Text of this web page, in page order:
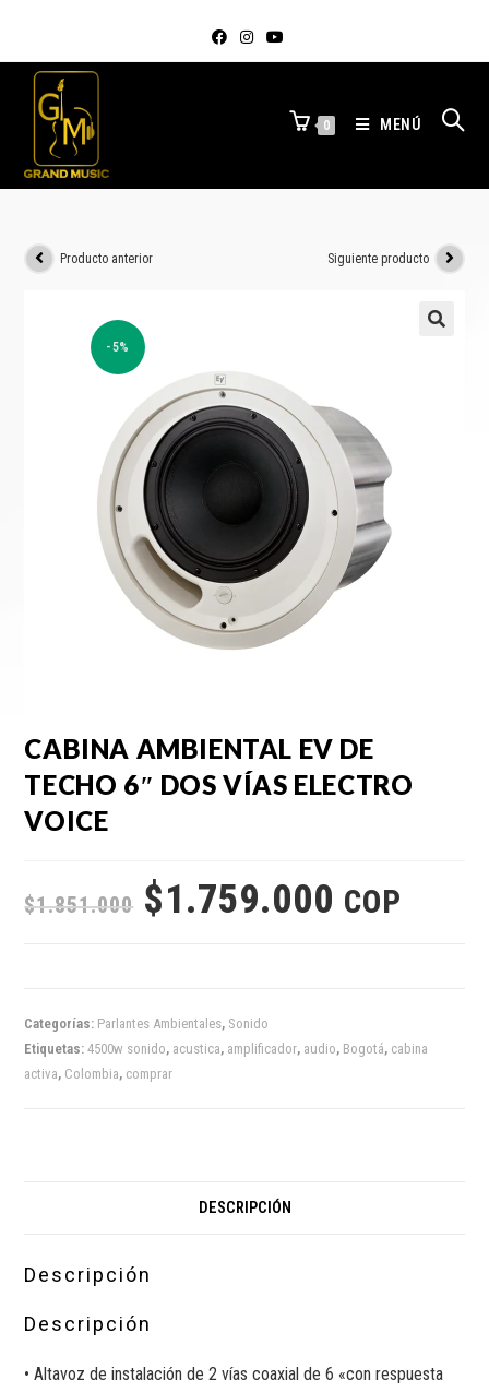
0 MENÚ
-5%
Producto anterior Siguiente producto
CABINA AMBIENTAL EV DE
TECHO 6″ DOS VÍAS ELECTRO
VOICE
$1.851.000 $1.759.000 COP
Categorías: Parlantes Ambientales, Sonido
Etiquetas:4500w sonido, acustica, amplificador, audio, Bogotá, cabina
activa, Colombia, comprar
DESCRIPCIÓN
Descripción
Descripción
• Altavoz de instalación de 2 vías coaxial de 6 «con respuesta